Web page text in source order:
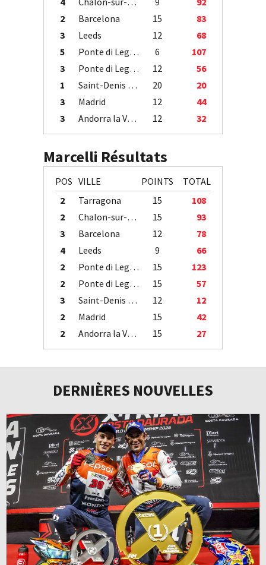
2
Barcelona 15
83
3
Leeds 12
68
5
Ponte di Legno 6
107
3
Ponte di Legno 12
56
1
Saint-Denis / Île de la Réunion 20
20
3
Madrid 12
44
3
Andorra la Vella 12 32
Marcelli Résultats
POS VILLE POINTS
TOTAL
2
Tarragona 15
108
2
Chalon-sur-Saône 15
93
3
Barcelona 12
78
4
Leeds 9
66
2
Ponte di Legno 15
123
2
Ponte di Legno 15
57
3
Saint-Denis / Île de la Réunion 12
12
2
Madrid 15
42
2
Andorra la Vella 15 27
DERNIÈRES NOUVELLES